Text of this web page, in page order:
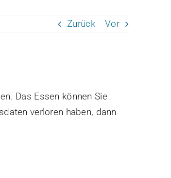
Zurück Vor
Das Essen können Sie
verloren haben, dann